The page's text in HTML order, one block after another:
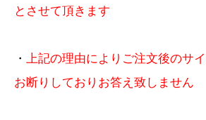
とさせて頂きます
・ 上記の理由によりご注文後のサ
お断りしておりお答え致しません